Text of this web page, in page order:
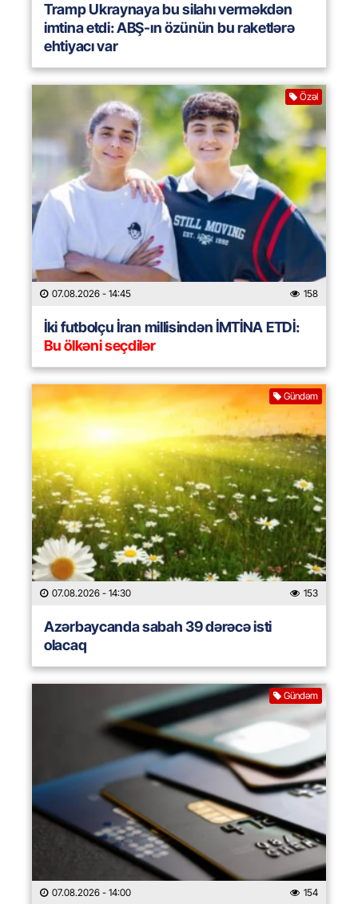
Tramp Ukraynaya bu silahı verməkdən
imtina etdi: ABŞ-ın özünün bu raketlərə
ehtiyacı var
Özəl
07.08.2026 - 14:45 158
İki futbolçu İran millisindən İMTİNA ETDİ:
Bu ölkəni seçdilər
Gündəm
07.08.2026 - 14:30 153
Azərbaycanda sabah 39 dərəcə isti
olacaq
Gündəm
07.08.2026 - 14:00 154